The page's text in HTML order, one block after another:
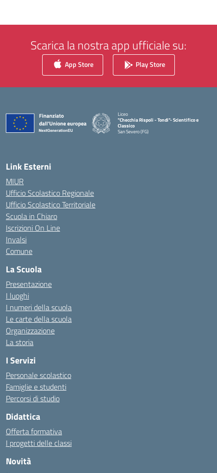
Scarica la nostra app ufficiale su:
App Store Play Store
Liceo
"Checchia Rispoli - Tondi"- Scientifico e
Classico
San Severo (FG)
Link Esterni
MIUR
Ufficio Scolastico Regionale
Ufficio Scolastico Territoriale
Scuola in Chiaro
Iscrizioni On Line
Invalsi
Comune
La Scuola
Presentazione
I luoghi
I numeri della scuola
Le carte della scuola
Organizzazione
La storia
I Servizi
Personale scolastico
Famiglie e studenti
Percorsi di studio
Didattica
Offerta formativa
I progetti delle classi
Novità